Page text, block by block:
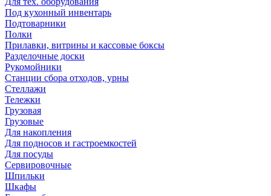
Под кухонный инвентарь
Подтоварники
Полки
Прилавки, витрины и кассовые боксы
Разделочные доски
Рукомойники
Станции сбора отходов, урны
Стеллажи
Тележки
Грузовая
Грузовые
Для накопления
Для подносов и гастроемкостей
Для посуды
Сервировочные
Шпильки
Шкафы